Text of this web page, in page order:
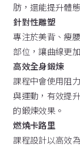
肪，還能提升體
針對性雕塑
專注於美背、瘦
部位，讓曲線更
高效全身鍛煉
課程中會使用阻
與運動，有效提
的鍛煉效果。
燃燒卡路里
課程設計以高效